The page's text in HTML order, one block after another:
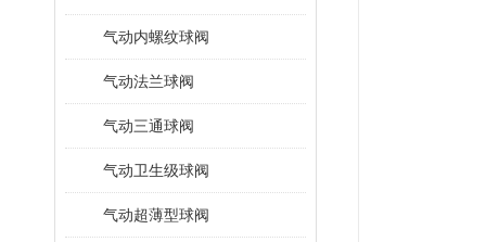
气动内螺纹球阀
气动法兰球阀
气动三通球阀
气动卫生级球阀
气动超薄型球阀